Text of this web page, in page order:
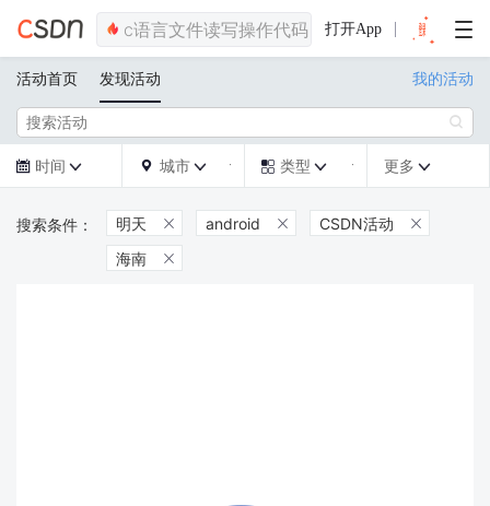
打开App
活动首页 发现活动 我的活动

 时间   城市   类型  更多 
明天  android  CSDN活动 
海南 